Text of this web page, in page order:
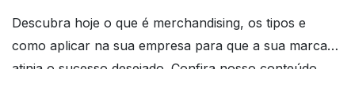
Descubra hoje o que é merchandising, os tipos e
como aplicar na sua empresa para que a sua marca
atinja o sucesso desejado. Confira nosso conteúdo